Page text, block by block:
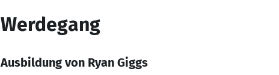
Werdegang
Ausbildung von Ryan Giggs